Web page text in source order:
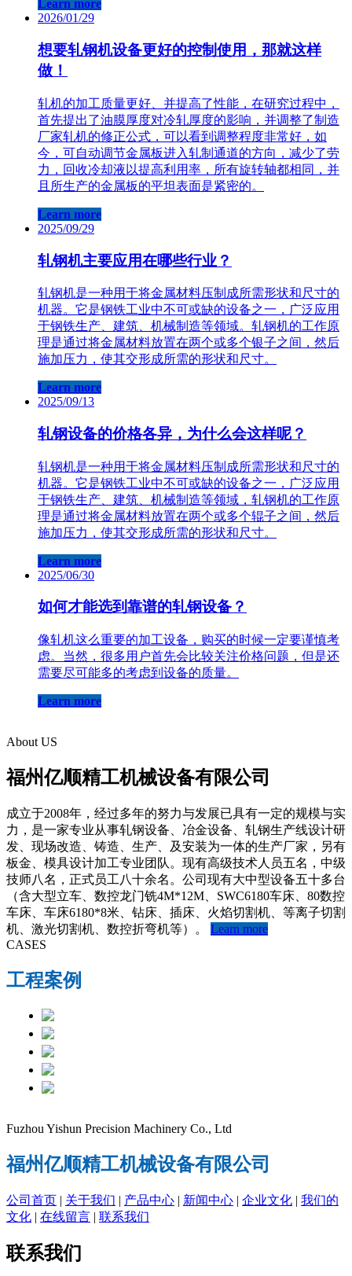
Learn more
2026/01/29
想要轧钢机设备更好的控制使用，那就这样
做！
轧机的加工质量更好、并提高了性能，在研究过程中，
首先提出了油膜厚度对冷轧厚度的影响，并调整了制造
厂家轧机的修正公式，可以看到调整程度非常好，如
今，可自动调节金属板进入轧制通道的方向，减少了劳
力，回收冷却液以提高利用率，所有旋转轴都相同，并
且所生产的金属板的平坦表面是紧密的。
Learn more
2025/09/29
轧钢机主要应用在哪些行业？
轧钢机是一种用于将金属材料压制成所需形状和尺寸的
机器。它是钢铁工业中不可或缺的设备之一，广泛应用
于钢铁生产、建筑、机械制造等领域。轧钢机的工作原
理是通过将金属材料放置在两个或多个银子之间，然后
施加压力，使其交形成所需的形状和尺寸。
Learn more
2025/09/13
轧钢设备的价格各异，为什么会这样呢？
轧钢机是一种用于将金属材料压制成所需形状和尺寸的
机器。它是钢铁工业中不可或缺的设备之一，广泛应用
于钢铁生产、建筑、机械制造等领域，轧钢机的工作原
理是通过将金属材料放置在两个或多个辊子之间，然后
施加压力，使其交形成所需的形状和尺寸。
Learn more
2025/06/30
如何才能选到靠谱的轧钢设备？
像轧机这么重要的加工设备，购买的时候一定要谨慎考
虑。当然，很多用户首先会比较关注价格问题，但是还
需要尽可能多的考虑到设备的质量。
Learn more
About US
福州亿顺精工机械设备有限公司
成立于2008年，经过多年的努力与发展已具有一定的规模与实
力，是一家专业从事轧钢设备、冶金设备、轧钢生产线设计研
发、现场改造、铸造、生产、及安装为一体的生产厂家，另有
板金、模具设计加工专业团队。现有高级技术人员五名，中级
技师八名，正式员工八十余名。公司现有大中型设备五十多台
（含大型立车、数控龙门铣4M*12M、SWC6180车床、80数控
车床、车床6180*8米、钻床、插床、火焰切割机、等离子切割
机、激光切割机、数控折弯机等）。 Learn more
CASES
工程案例
Fuzhou Yishun Precision Machinery Co., Ltd
福州亿顺精工机械设备有限公司
公司首页 | 关于我们 | 产品中心 | 新闻中心 | 企业文化 | 我们的
文化 | 在线留言 | 联系我们
联系我们